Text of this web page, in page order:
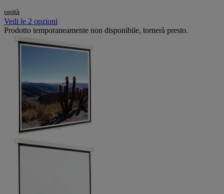
unità
Vedi le 2 opzioni
Prodotto temporaneamente non disponibile, tornerà presto.